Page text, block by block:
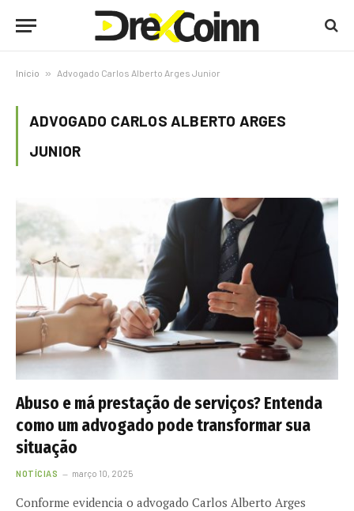
Início » Advogado Carlos Alberto Arges Junior
ADVOGADO CARLOS ALBERTO ARGES
JUNIOR
Abuso e má prestação de serviços? Entenda
como um advogado pode transformar sua
situação
NOTÍCIAS março 10, 2025
Conforme evidencia o advogado Carlos Alberto Arges